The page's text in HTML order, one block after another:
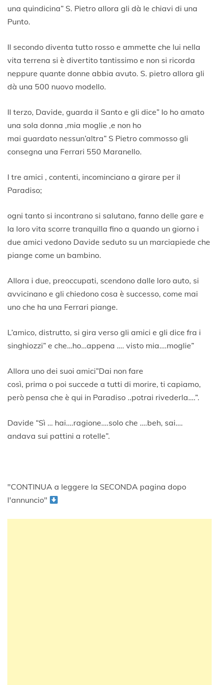
una quindicina” S. Pietro allora gli dà le chiavi di una
Punto.
Il secondo diventa tutto rosso e ammette che lui nella
vita terrena si è divertito tantissimo e non si ricorda
neppure quante donne abbia avuto. S. pietro allora gli
dà una 500 nuovo modello.
Il terzo, Davide, guarda il Santo e gli dice” Io ho amato
una sola donna ,mia moglie ,e non ho
mai guardato nessun’altra” S Pietro commosso gli
consegna una Ferrari 550 Maranello.
I tre amici , contenti, incominciano a girare per il
Paradiso;
ogni tanto si incontrano si salutano, fanno delle gare e
la loro vita scorre tranquilla fino a quando un giorno i
due amici vedono Davide seduto su un marciapiede che
piange come un bambino.
Allora i due, preoccupati, scendono dalle loro auto, si
avvicinano e gli chiedono cosa è successo, come mai
uno che ha una Ferrari piange.
L’amico, distrutto, si gira verso gli amici e gli dice fra i
singhiozzi” e che…ho…appena …. visto mia….moglie”
Allora uno dei suoi amici”Dai non fare
così, prima o poi succede a tutti di morire, ti capiamo,
però pensa che è qui in Paradiso ..potrai rivederla….”.
Davide “Sì … hai….ragione….solo che ….beh, sai….
andava sui pattini a rotelle”.
"CONTINUA a leggere la SECONDA pagina dopo
l'annuncio"